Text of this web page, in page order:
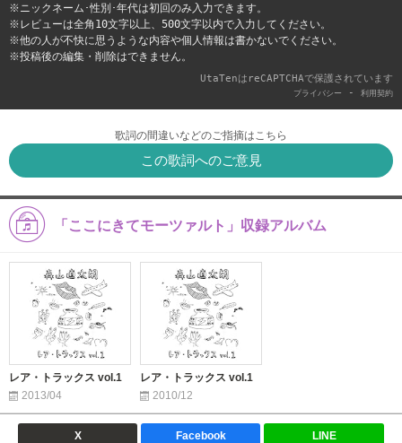
※ニックネーム･性別･年代は初回のみ入力できます。
※レビューは全角10文字以上、500文字以内で入力してください。
※他の人が不快に思うような内容や個人情報は書かないでください。
※投稿後の編集・削除はできません。
UtaTenはreCAPTCHAで保護されています
プライバシー - 利用契約
歌詞の間違いなどのご指摘はこちら
この歌詞へのご意見
「ここにきてモーツァルト」収録アルバム
レア・トラックス vol.1
2013/04
レア・トラックス vol.1
2010/12
X Facebook LINE